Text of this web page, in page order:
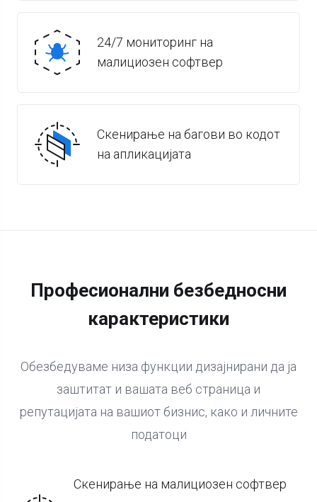
24/7 мониторинг на
малициозен софтвер
Скенирање на багови во кодот
на апликацијата
Професионални безбедносни
карактеристики
Обезбедуваме низа функции дизајнирани да ја
заштитат и вашата веб страница и
репутацијата на вашиот бизнис, како и личните
податоци
Скенирање на малициозен софтвер